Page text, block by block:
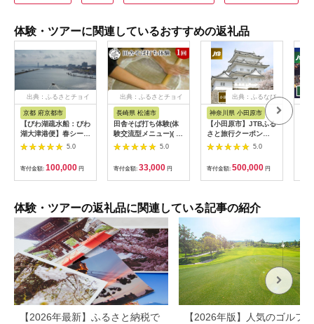
体験・ツアーに関連しているおすすめの返礼品
出典：ふるさとチョイ
京都 府京都市
【びわ湖疏水船：びわ
湖大津港便】春シーズ
ン先行予約権（２名様
分の乗船予約の権利）
5.0
寄付金額: 100,000 円
出典：ふるさとチョイ
長崎県 松浦市
田舎そば打ち体験(体
験交流型メニュー)( 体
験 田舎 自然 松浦市
そば そば打ち )【D3-
5.0
寄付金額: 33,000 円
出典：ふるなび
神奈川県 小田原市
【小田原市】JTBふる
さと旅行クーポン
（150,000円分）有効
期間3年（Eメール発
行）｜予約 宿泊 観光
体験 温泉 ホテル 旅館
チケット 子供 子連れ
ンライン ネット 電話
神奈川 神奈川
5.0
寄付金額: 500,000 円
体験・ツアーの返礼品に関連している記事の紹介
【2026年最新】ふるさと納税で
【2026年版】人気のゴルフ